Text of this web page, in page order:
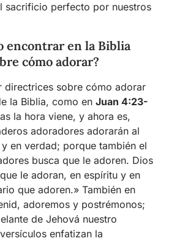
sacrificio perfecto por nuestros
encontrar en la Biblia
cómo adorar?
directrices sobre cómo adorar
la Biblia, como en Juan 4:23-
la hora viene, y ahora es,
adoradores adorarán al
en verdad; porque también el
busca que le adoren. Dios
le adoran, en espíritu y en
que adoren.» También en
adoremos y postrémonos;
de Jehová nuestro
enfatizan la